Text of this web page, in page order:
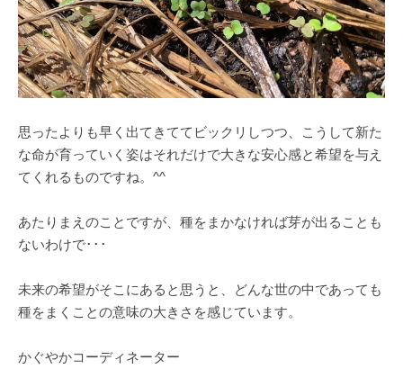
思ったよりも早く出てきててビックリしつつ、こうして新た
な命が育っていく姿はそれだけで大きな安心感と希望を与え
てくれるものですね。^^
あたりまえのことですが、種をまかなければ芽が出ることも
ないわけで･･･
未来の希望がそこにあると思うと、どんな世の中であっても
種をまくことの意味の大きさを感じています。
かぐやかコーディネーター